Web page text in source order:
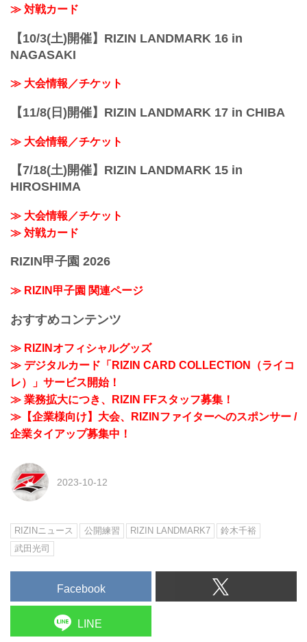
≫ 対戦カード
【10/3(土)開催】RIZIN LANDMARK 16 in
NAGASAKI
≫ 大会情報／チケット
【11/8(日)開催】RIZIN LANDMARK 17 in CHIBA
≫ 大会情報／チケット
【7/18(土)開催】RIZIN LANDMARK 15 in
HIROSHIMA
≫ 大会情報／チケット
≫ 対戦カード
RIZIN甲子園 2026
≫ RIZIN甲子園 関連ページ
おすすめコンテンツ
≫ RIZINオフィシャルグッズ
≫ デジタルカード「RIZIN CARD COLLECTION（ライコ
レ）」サービス開始！
≫ 業務拡大につき、RIZIN FFスタッフ募集！
≫【企業様向け】大会、RIZINファイターへのスポンサー /
企業タイアップ募集中！
2023-10-12
RIZINニュース 公開練習 RIZIN LANDMARK7
鈴木千裕
武田光司
Facebook
LINE